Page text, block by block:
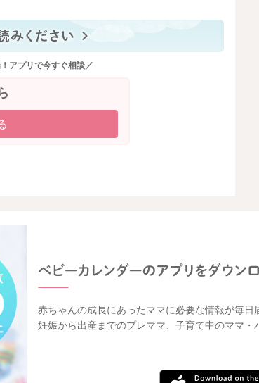
アプリで今すぐ相談／
赤ちゃんの成長にあったママに必要な情報が毎日
妊娠から出産までのプレママ、子育て中のママ